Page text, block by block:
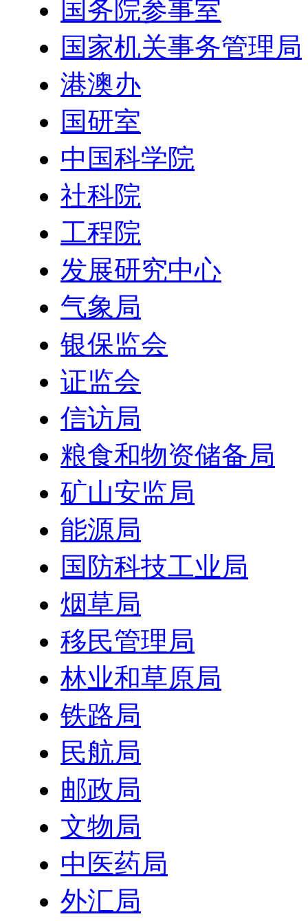
国务院参事室
国家机关事务管理局
港澳办
国研室
中国科学院
社科院
工程院
发展研究中心
气象局
银保监会
证监会
信访局
粮食和物资储备局
矿山安监局
能源局
国防科技工业局
烟草局
移民管理局
林业和草原局
铁路局
民航局
邮政局
文物局
中医药局
外汇局